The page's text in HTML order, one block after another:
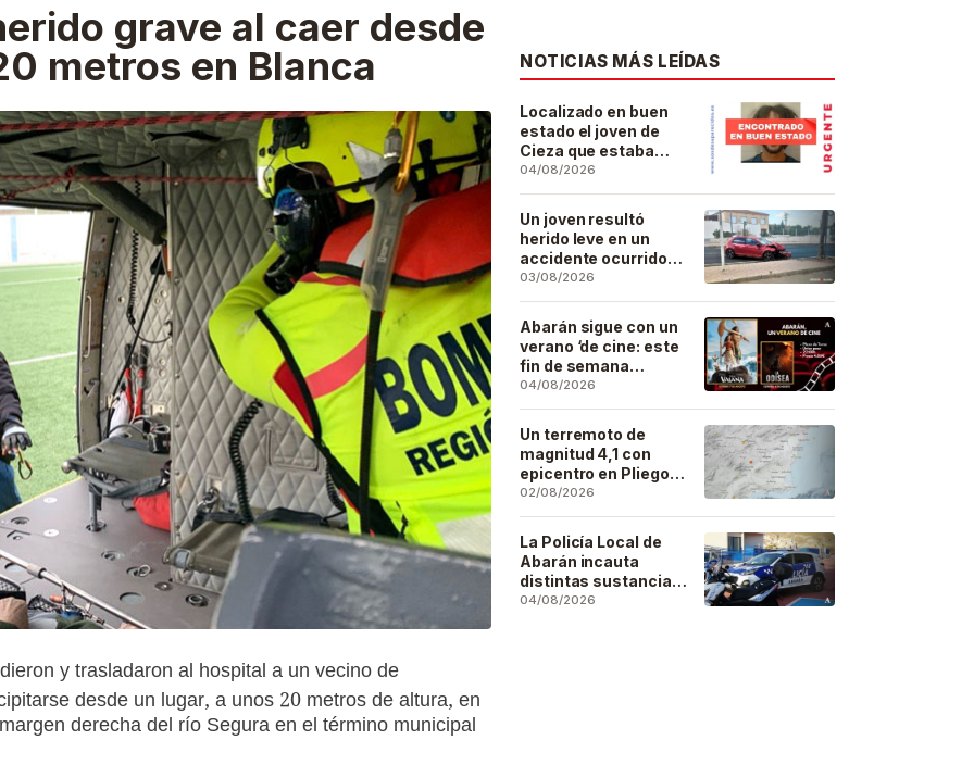
grave al caer desde
metros en Blanca
y trasladaron al hospital a un vecino de
desde un lugar, a unos 20 metros de altura, en
derecha del río Segura en el término municipal
NOTICIAS MÁS LEÍDAS
Localizado en buen
estado el joven de
Cieza que estaba
desaparecido desde
el pasado 29 de julio
04/08/2026
Un joven resultó
herido leve en un
accidente ocurrido
este lunes en la
barriada de San José
Artesano
03/08/2026
Abarán sigue con un
verano ‘de cine: este
fin de semana
Vaiana… y después,
La Odisea
04/08/2026
Un terremoto de
magnitud 4,1 con
epicentro en Pliego
se deja sentir en
buena parte de la
región
02/08/2026
La Policía Local de
Abarán incauta
distintas sustancias
estupefacientes en
04/08/2026